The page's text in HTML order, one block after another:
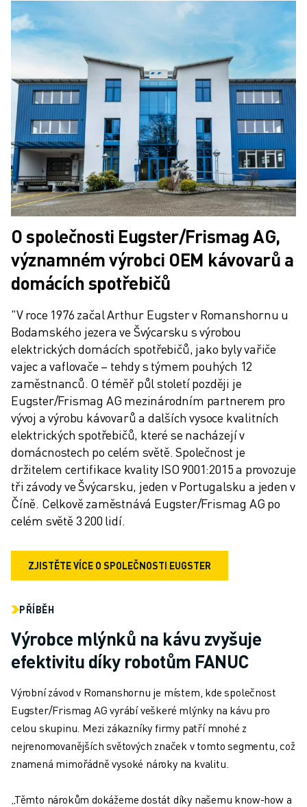
O společnosti Eugster/Frismag AG,
významném výrobci OEM kávovarů a
domácích spotřebičů
"V roce 1976 začal Arthur Eugster v Romanshornu u
Bodamského jezera ve Švýcarsku s výrobou
elektrických domácích spotřebičů, jako byly vařiče
vajec a vaflovače – tehdy s týmem pouhých 12
zaměstnanců. O téměř půl století později je
Eugster/Frismag AG mezinárodním partnerem pro
vývoj a výrobu kávovarů a dalších vysoce kvalitních
elektrických spotřebičů, které se nacházejí v
domácnostech po celém světě. Společnost je
držitelem certifikace kvality ISO 9001:2015 a provozuje
tři závody ve Švýcarsku, jeden v Portugalsku a jeden v
Číně. Celkově zaměstnává Eugster/Frismag AG po
celém světě 3 200 lidí.
ZJISTĚTE VÍCE O SPOLEČNOSTI EUGSTER
PŘÍBĚH
Výrobce mlýnků na kávu zvyšuje
efektivitu díky robotům FANUC
Výrobní závod v Romanshornu je místem, kde společnost
Eugster/Frismag AG vyrábí veškeré mlýnky na kávu pro
celou skupinu. Mezi zákazníky firmy patří mnohé z
nejrenomovanějších světových značek v tomto segmentu, což
znamená mimořádně vysoké nároky na kvalitu.
„Těmto nárokům dokážeme dostát díky našemu know-how a